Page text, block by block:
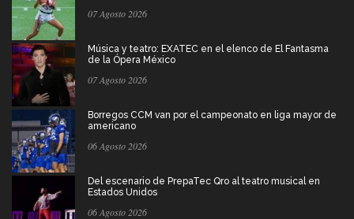
07 Agosto 2026
Música y teatro: EXATEC en el elenco de El Fantasma
de la Ópera México
07 Agosto 2026
Borregos CCM van por el campeonato en liga mayor de
americano
06 Agosto 2026
Del escenario de PrepaTec Qro al teatro musical en
Estados Unidos
06 Agosto 2026